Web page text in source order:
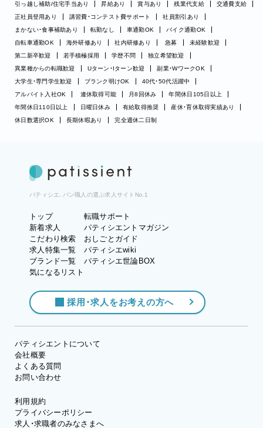
引っ越し補助/住宅手当あり
昇給あり 賞与あり 残業代支給
交通費支給
正社員登用あり
講習費・コンテスト費サポート
社員割引あり
まかない・食事補助あり
転勤なし 車通勤OK
バイク通勤OK
自転車通勤OK
海外研修あり 社内研修あり 急募
未経験歓迎
第二新卒歓迎
若手積極採用 学歴不問
独立希望歓迎
異業種からの転職歓迎
Uターン・Iターン歓迎
副業・WワークOK
大学生・専門学生歓迎
ブランク明けOK
40代・50代活躍中
アルバイト入社OK
連休取得可能 月8回休み
年間休日105日以上
年間休日110日以上
日曜日休み 有給取得推奨
産休・育休取得実績あり
休日数選択OK
長期休暇あり 完全週休二日制
パティシエ、パン職人の選ぶ求人サイトNo.1
トップ
新着求人
こだわり検索
求人特集一覧
ブランド一覧
気になるリスト
転職サポート
パティシエントマガジン
おしごとガイド
パティシエwiki
パティシエ世論BOX
採用・求人をお考えの方へ
パティシエントについて
会社概要
よくある質問
お問い合わせ
利用規約
プライバシーポリシー
求人・求職者のみなさまへ